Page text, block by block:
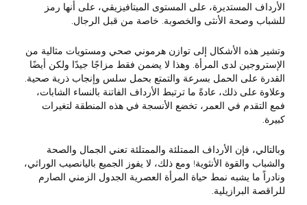
الأرداف المستديرة، على المستوى الميتافيزيقي، على أنها رمز
للشباب وصحة الأنثى والخصوبة. خاصة من قبل الرجال.
وتشير هذه الأشكال إلى توازن هرموني صحي ومستويات مثالية من
الإستروجين لدى المرأة. وهذا لا يضمن فقط مزاجًا جيدًا ولكن أيضًا
القدرة على الحمل بسرعة والتمتع بحمل سلس وإنجاب ذرية صحية.
وعلاوة على ذلك، عادةً ما ترتبط الأرداف الفاتنة بالنساء الشابات،
فمع التقدم في العمر، تخضع الأنسجة في هذه المنطقة لتغيرات
كبيرة.
وبالتالي، فإن الأرداف الممتلئة والممتلئة تعني الجمال والصحة
والشباب والقوة الأنثوية! ومع ذلك، لا يفوز الجميع باليانصيب الوراثي،
ونادراً ما يشبه نمط حياة المرأة العصرية الجدول الزمني الصارم
للراقصة البرازيلية.